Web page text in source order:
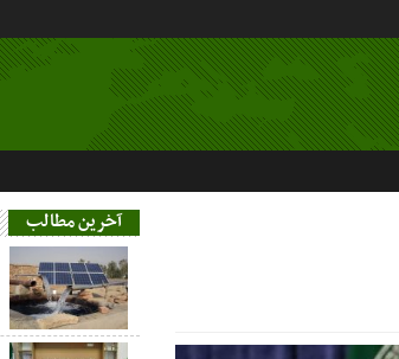
آخرین مطالب